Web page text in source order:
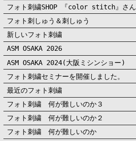
フォト刺繍SHOP 『color stitch』さん
フォト刺しゅう＆刺しゅう
新しいフォト刺繍
ASM OSAKA 2026
ASM OSAKA 2024(大阪ミシンショー)
フォト刺繍セミナーを開催しました。
最近のフォト刺繍
フォト刺繍 何が難しいのか３
フォト刺繍 何が難しいのか２
フォト刺繍 何が難しいのか